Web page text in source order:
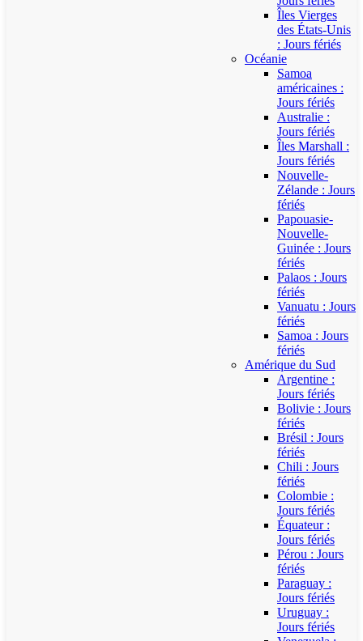
Îles Vierges
des États-Unis
: Jours fériés
Océanie
Samoa
américaines :
Jours fériés
Australie :
Jours fériés
Îles Marshall :
Jours fériés
Nouvelle-
Zélande : Jours
fériés
Papouasie-
Nouvelle-
Guinée : Jours
fériés
Palaos : Jours
fériés
Vanuatu : Jours
fériés
Samoa : Jours
fériés
Amérique du Sud
Argentine :
Jours fériés
Bolivie : Jours
fériés
Brésil : Jours
fériés
Chili : Jours
fériés
Colombie :
Jours fériés
Équateur :
Jours fériés
Pérou : Jours
fériés
Paraguay :
Jours fériés
Uruguay :
Jours fériés